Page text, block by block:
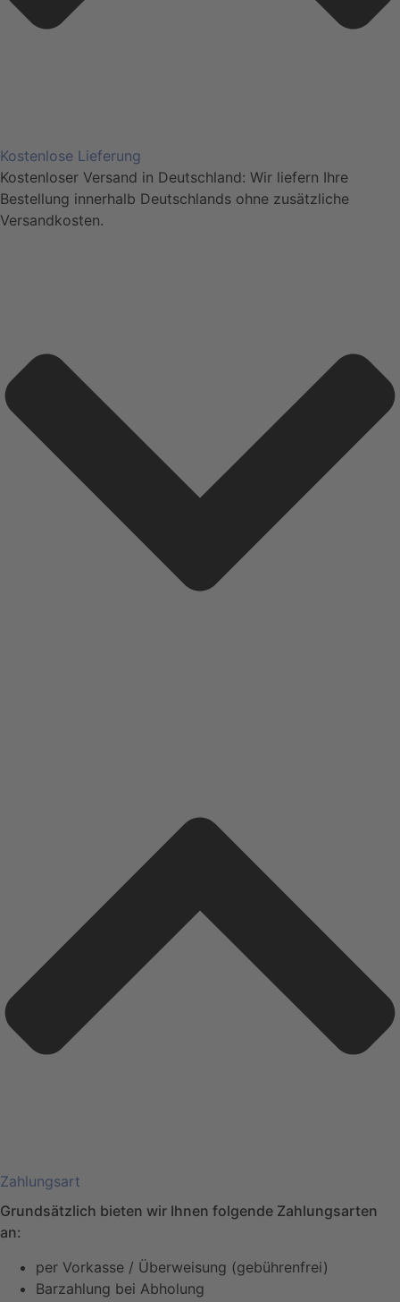
Kostenlose Lieferung
Kostenloser Versand in Deutschland: Wir liefern Ihre
Bestellung innerhalb Deutschlands ohne zusätzliche
Versandkosten.
Zahlungsart
Grundsätzlich bieten wir Ihnen folgende Zahlungsarten
an:
per Vorkasse / Überweisung (gebührenfrei)
Barzahlung bei Abholung